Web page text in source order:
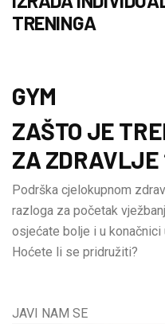
TRENINGA
GYM
ZAŠTO JE
ZA ZDRAVLJE
Podrška cjelokupnom
razloga za početak
osjećate bolje i u konačnici
Hoćete li se pridružiti?
JAVI NAM SE